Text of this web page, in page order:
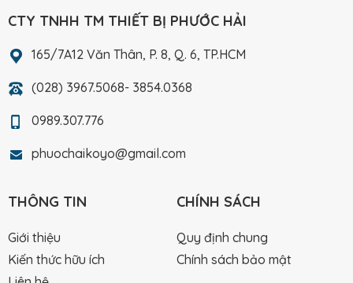
CTY TNHH TM THIẾT BỊ PHƯỚC HẢI
165/7A12 Văn Thân, P. 8, Q. 6, TP.HCM
(028) 3967.5068- 3854.0368
0989.307.776
phuochaikoyo@gmail.com
THÔNG TIN
Giới thiệu
Kiến thức hữu ích
CHÍNH SÁCH
Quy định chung
Chính sách bảo mật